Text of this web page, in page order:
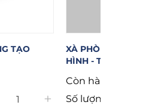
+
XÀ PHÒNG THỦ CÔNG TẠO
HÌNH - TRÁI KHÓM
Còn hàng
Số lượng: